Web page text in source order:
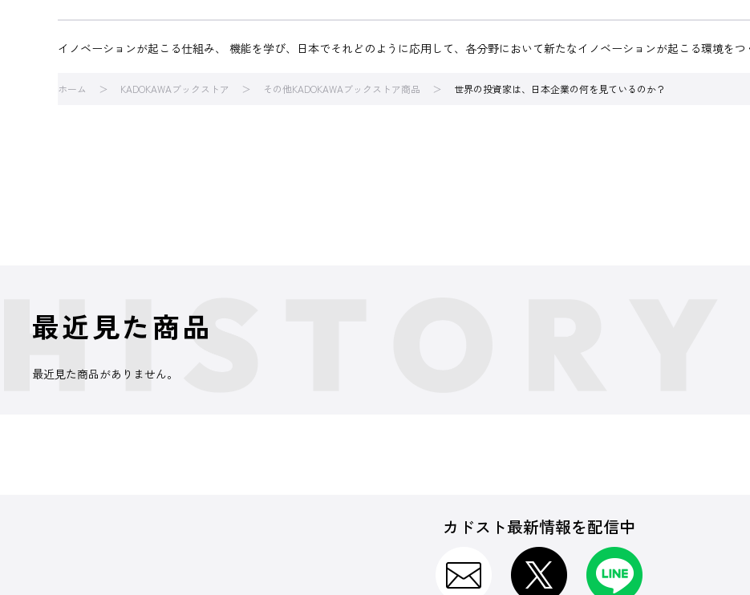
イノベーションが起こる仕組み、 機能を学び、日本でそれどのように応用して、各分野において新たなイノベーションが起こる環境をつ
ホーム KADOKAWAブックストア その他KADOKAWAブックストア商品 世界の投資家は、日本企業の何を見ているのか？
最近見た商品
最近見た商品がありません。
カドスト最新情報を配信中